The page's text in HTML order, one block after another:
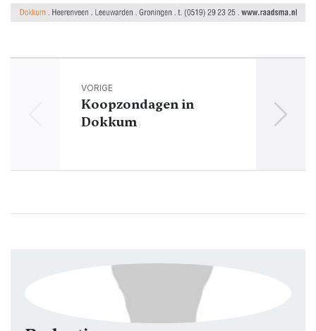
VORIGE
Koopzondagen in
Dokkum